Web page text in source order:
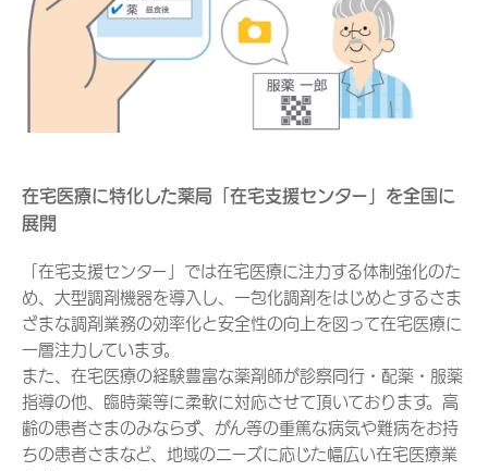
在宅医療に特化した薬局「在宅支援センター」を全国に
展開
「在宅支援センター」では在宅医療に注力する体制強化のた
め、大型調剤機器を導入し、一包化調剤をはじめとするさま
ざまな調剤業務の効率化と安全性の向上を図って在宅医療に
一層注力しています。
また、在宅医療の経験豊富な薬剤師が診察同行・配薬・服薬
指導の他、臨時薬等に柔軟に対応させて頂いております。高
齢の患者さまのみならず、がん等の重篤な病気や難病をお持
ちの患者さまなど、地域のニーズに応じた幅広い在宅医療業